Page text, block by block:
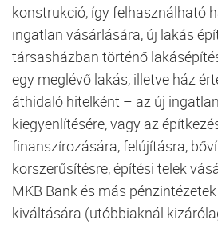
konstrukció, így felhasználható
ingatlan vásárlására, új lakás
társasházban történő
egy meglévő lakás, illetve ház
áthidaló hitelként – az új
kiegyenlítésére, vagy az
finanszírozására, felújításra,
korszerűsítésre, építési telek
MKB Bank és más
kiváltására (utóbbiaknál